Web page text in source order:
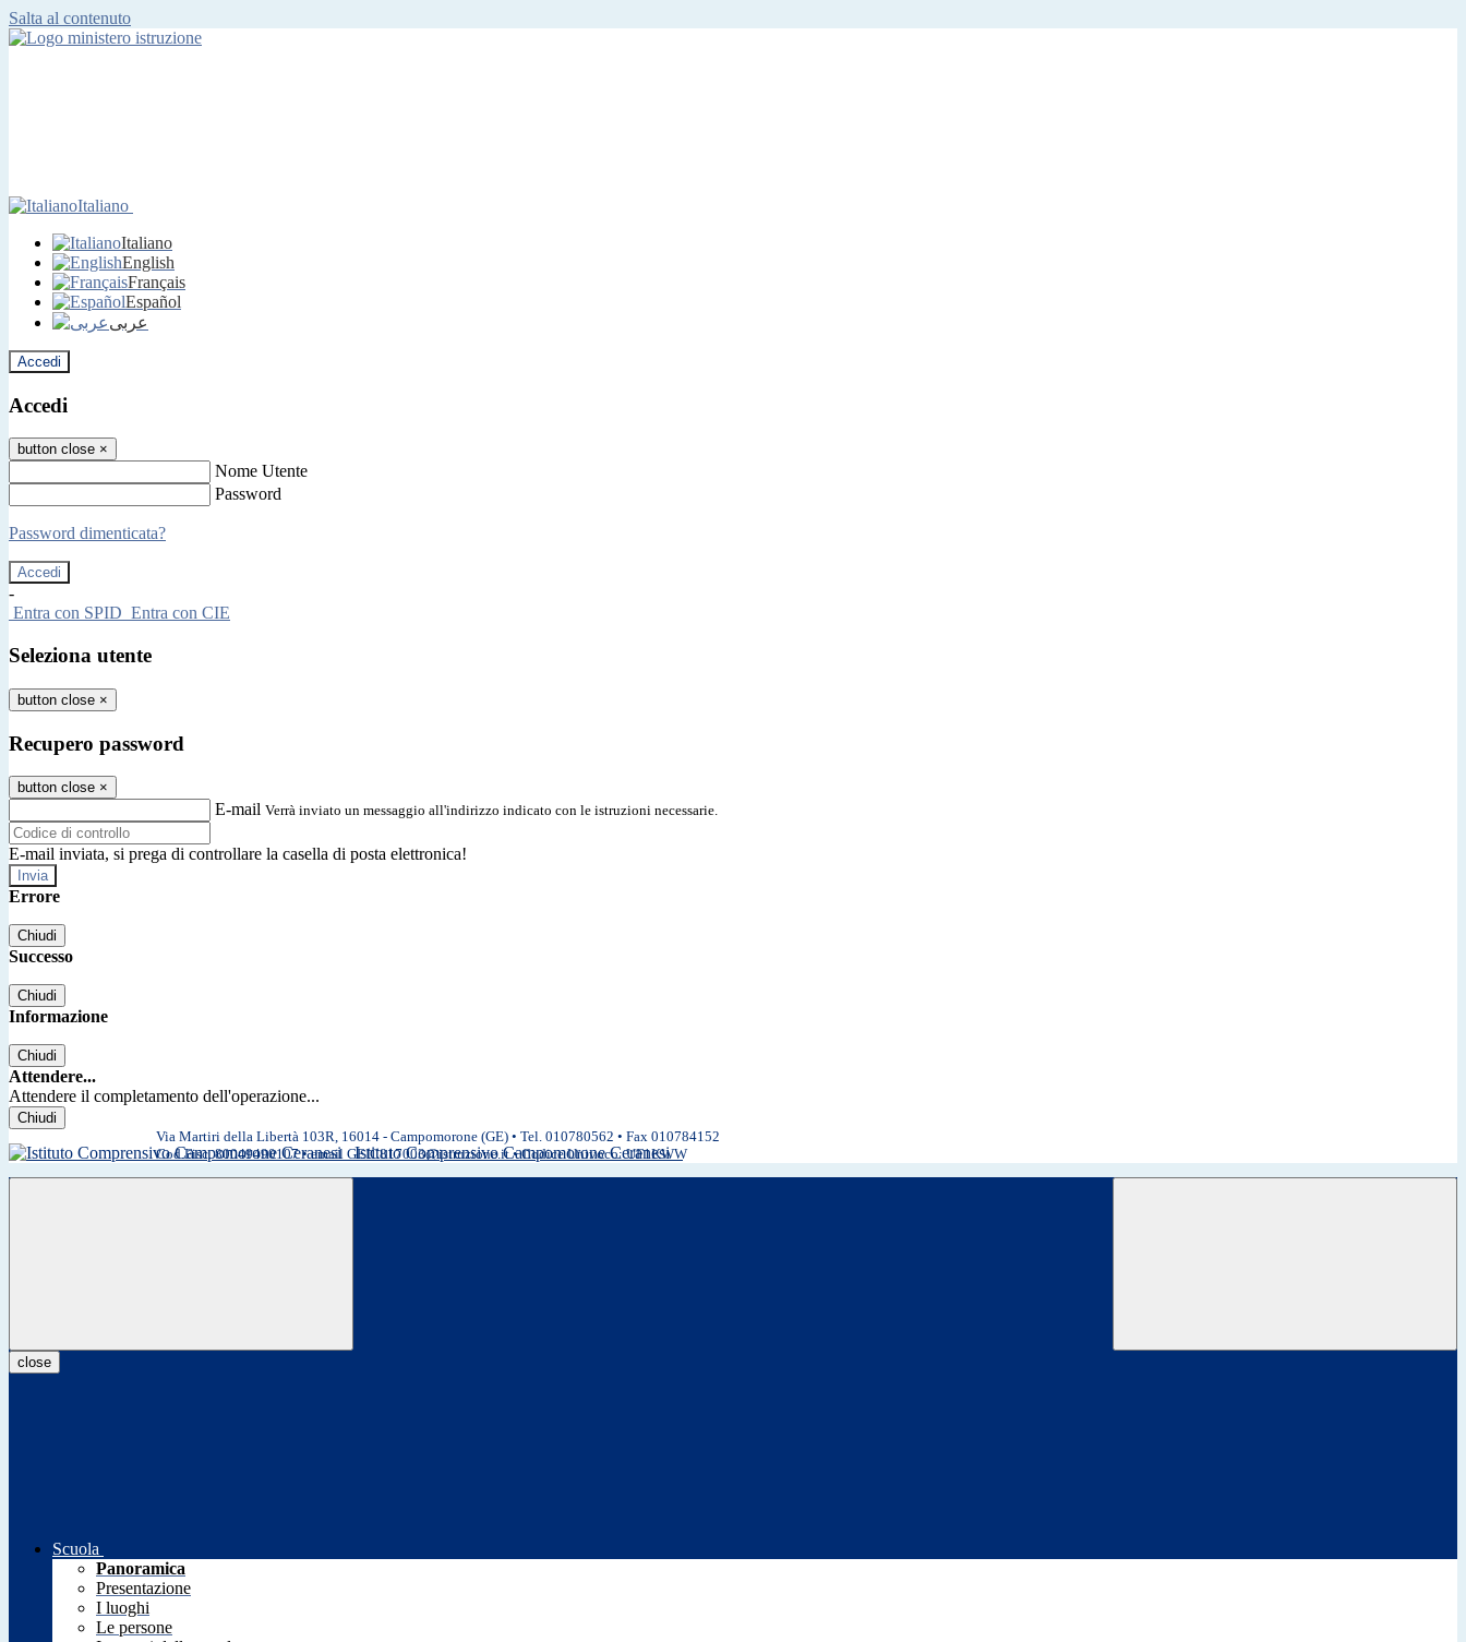
Salta al contenuto
Italiano
Italiano
English
Français
Español
عربى
Accedi
Accedi
button close ×
Nome Utente
Password
Password dimenticata?
-
Entra con SPID Entra con CIE
Seleziona utente
button close ×
Recupero password
button close ×
E-mail Verrà inviato un messaggio all'indirizzo indicato con le istruzioni necessarie.
E-mail inviata, si prega di controllare la casella di posta elettronica!
Errore
Chiudi
Successo
Chiudi
Informazione
Chiudi
Attendere...
Attendere il completamento dell'operazione...
Chiudi
Istituto Comprensivo Campomorone Ceranesi
Via Martiri della Libertà 103R, 16014 - Campomorone (GE) • Tel. 010780562 • Fax 010784152
Cod.Fisc. 80049490107 • email GEIC817003@istruzione.it • Codice Univoco: UF1KWW
close
Scuola
Panoramica
Presentazione
I luoghi
Le persone